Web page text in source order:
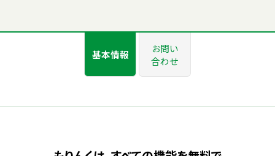
基本情報
お問い
合わせ